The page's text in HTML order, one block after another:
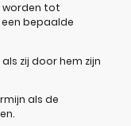
worden tot
bepaalde
zij door hem zijn
als de